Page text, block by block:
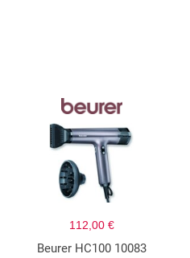
112,00 €
Beurer HC100 10083